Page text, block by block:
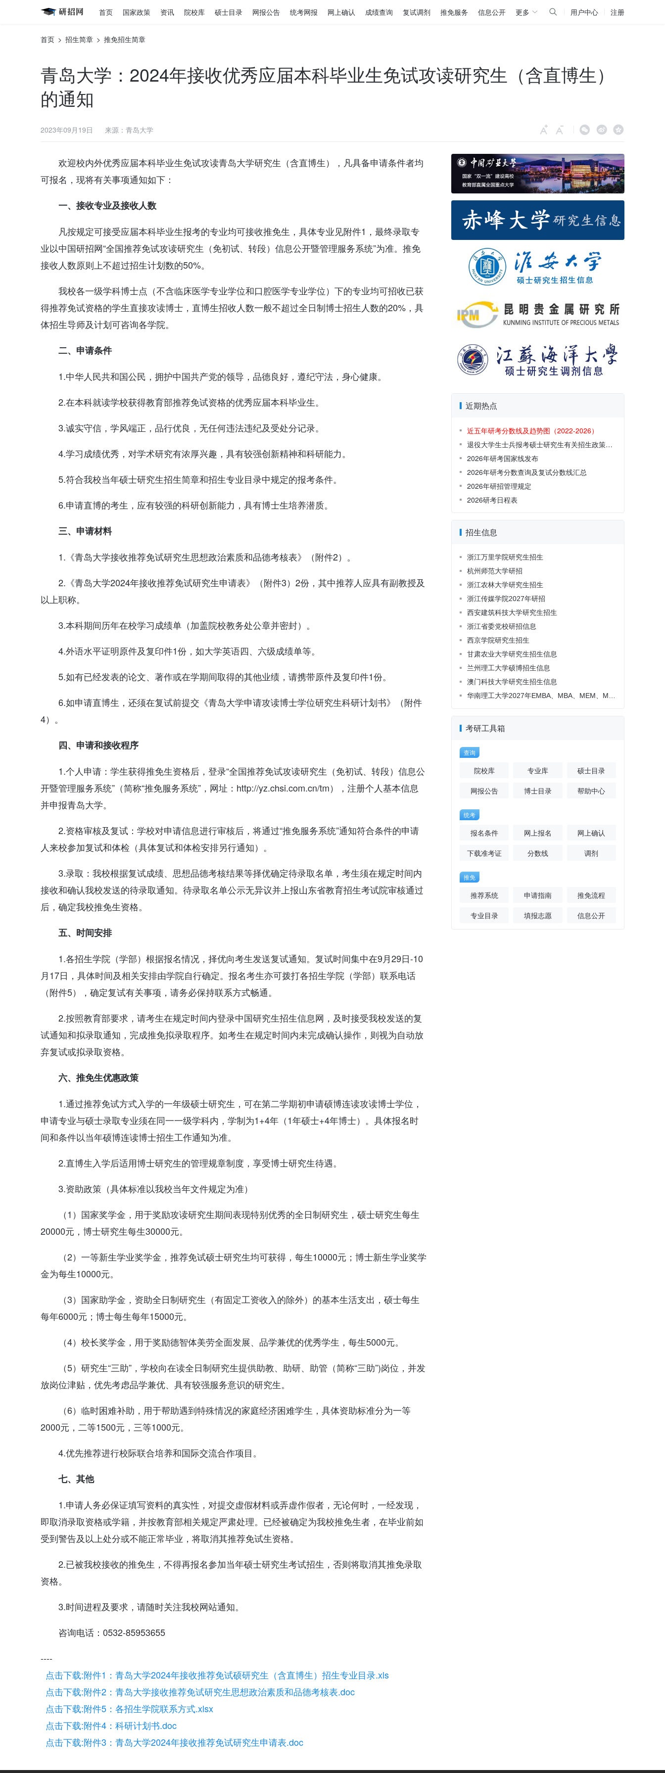
首页 国家政策 资讯 院校库 硕士目录 网报公告 统考网报 网上确认 成绩查询 复试调剂 推免服务 信息公开 更多 用户中心 注册
首页 > 招生简章 > 推免招生简章
青岛大学：2024年接收优秀应届本科毕业生免试攻读研究生（含直博生）
的通知
2023年09月19日 来源：青岛大学
欢迎校内外优秀应届本科毕业生免试攻读青岛大学研究生（含直博生），凡具备申请条件者均
可报名，现将有关事项通知如下：
一、接收专业及接收人数
凡按规定可接受应届本科毕业生报考的专业均可接收推免生，具体专业见附件1，最终录取专
业以中国研招网“全国推荐免试攻读研究生（免初试、转段）信息公开暨管理服务系统”为准。推免
接收人数原则上不超过招生计划数的50%。
我校各一级学科博士点（不含临床医学专业学位和口腔医学专业学位）下的专业均可招收已获
得推荐免试资格的学生直接攻读博士，直博生招收人数一般不超过全日制博士招生人数的20%，具
体招生导师及计划可咨询各学院。
二、申请条件
1.中华人民共和国公民，拥护中国共产党的领导，品德良好，遵纪守法，身心健康。
2.在本科就读学校获得教育部推荐免试资格的优秀应届本科毕业生。
3.诚实守信，学风端正，品行优良，无任何违法违纪及受处分记录。
4.学习成绩优秀，对学术研究有浓厚兴趣，具有较强创新精神和科研能力。
5.符合我校当年硕士研究生招生简章和招生专业目录中规定的报考条件。
6.申请直博的考生，应有较强的科研创新能力，具有博士生培养潜质。
三、申请材料
1.《青岛大学接收推荐免试研究生思想政治素质和品德考核表》（附件2）。
2.《青岛大学2024年接收推荐免试研究生申请表》（附件3）2份，其中推荐人应具有副教授及
以上职称。
3.本科期间历年在校学习成绩单（加盖院校教务处公章并密封）。
4.外语水平证明原件及复印件1份，如大学英语四、六级成绩单等。
5.如有已经发表的论文、著作或在学期间取得的其他业绩，请携带原件及复印件1份。
6.如申请直博生，还须在复试前提交《青岛大学申请攻读博士学位研究生科研计划书》（附件
4）。
四、申请和接收程序
1.个人申请：学生获得推免生资格后，登录“全国推荐免试攻读研究生（免初试、转段）信息公
开暨管理服务系统”（简称“推免服务系统”，网址：http://yz.chsi.com.cn/tm），注册个人基本信息
并申报青岛大学。
2.资格审核及复试：学校对申请信息进行审核后，将通过“推免服务系统”通知符合条件的申请
人来校参加复试和体检（具体复试和体检安排另行通知）。
3.录取：我校根据复试成绩、思想品德考核结果等择优确定待录取名单，考生须在规定时间内
接收和确认我校发送的待录取通知。待录取名单公示无异议并上报山东省教育招生考试院审核通过
后，确定我校推免生资格。
五、时间安排
1.各招生学院（学部）根据报名情况，择优向考生发送复试通知。复试时间集中在9月29日-10
月17日，具体时间及相关安排由学院自行确定。报名考生亦可拨打各招生学院（学部）联系电话
（附件5），确定复试有关事项，请务必保持联系方式畅通。
2.按照教育部要求，请考生在规定时间内登录中国研究生招生信息网，及时接受我校发送的复
试通知和拟录取通知，完成推免拟录取程序。如考生在规定时间内未完成确认操作，则视为自动放
弃复试或拟录取资格。
六、推免生优惠政策
1.通过推荐免试方式入学的一年级硕士研究生，可在第二学期初申请硕博连读攻读博士学位，
申请专业与硕士录取专业须在同一一级学科内，学制为1+4年（1年硕士+4年博士）。具体报名时
间和条件以当年硕博连读博士招生工作通知为准。
2.直博生入学后适用博士研究生的管理规章制度，享受博士研究生待遇。
3.资助政策（具体标准以我校当年文件规定为准）
（1）国家奖学金，用于奖励攻读研究生期间表现特别优秀的全日制研究生，硕士研究生每生
20000元，博士研究生每生30000元。
（2）一等新生学业奖学金，推荐免试硕士研究生均可获得，每生10000元；博士新生学业奖学
金为每生10000元。
（3）国家助学金，资助全日制研究生（有固定工资收入的除外）的基本生活支出，硕士每生
每年6000元；博士每生每年15000元。
（4）校长奖学金，用于奖励德智体美劳全面发展、品学兼优的优秀学生，每生5000元。
（5）研究生“三助”，学校向在读全日制研究生提供助教、助研、助管（简称“三助”)岗位，并发
放岗位津贴，优先考虑品学兼优、具有较强服务意识的研究生。
（6）临时困难补助，用于帮助遇到特殊情况的家庭经济困难学生，具体资助标准分为一等
2000元，二等1500元，三等1000元。
4.优先推荐进行校际联合培养和国际交流合作项目。
七、其他
1.申请人务必保证填写资料的真实性，对提交虚假材料或弄虚作假者，无论何时，一经发现，
即取消录取资格或学籍，并按教育部相关规定严肃处理。已经被确定为我校推免生者，在毕业前如
受到警告及以上处分或不能正常毕业，将取消其推荐免试生资格。
2.已被我校接收的推免生，不得再报名参加当年硕士研究生考试招生，否则将取消其推免录取
资格。
3.时间进程及要求，请随时关注我校网站通知。
咨询电话：0532-85953655
----
点击下载:附件1：青岛大学2024年接收推荐免试硕研究生（含直博生）招生专业目录.xls
点击下载:附件2：青岛大学接收推荐免试研究生思想政治素质和品德考核表.doc
点击下载:附件5：各招生学院联系方式.xlsx
点击下载:附件4：科研计划书.doc
点击下载:附件3：青岛大学2024年接收推荐免试研究生申请表.doc
近期热点
近五年研考分数线及趋势图（2022-2026）
退役大学生士兵报考硕士研究生有关招生政策解读
2026年研考国家线发布
2026年研考分数查询及复试分数线汇总
2026年研招管理规定
2026研考日程表
招生信息
考研工具箱
查询
院校库 专业库 硕士目录
网报公告 博士目录 帮助中心
统考
报名条件 网上报名 网上确认
下载准考证 分数线 调剂
推免
推荐系统 申请指南 推免流程
专业目录 填报志愿 信息公开